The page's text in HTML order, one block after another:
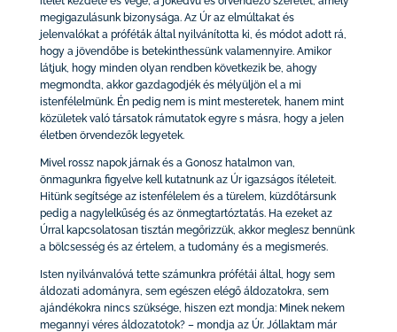
megigazulásunk bizonysága. Az Úr az elmúltakat és
jelenvalókat a próféták által nyilvánította ki, és módot adott rá,
hogy a jövendőbe is betekinthessünk valamennyire. Amikor
látjuk, hogy minden olyan rendben következik be, ahogy
megmondta, akkor gazdagodjék és mélyüljön el a mi
istenfélelmünk. Én pedig nem is mint mesteretek, hanem mint
közületek való társatok rámutatok egyre s másra, hogy a jelen
életben örvendezők legyetek.
Mivel rossz napok járnak és a Gonosz hatalmon van,
önmagunkra figyelve kell kutatnunk az Úr igazságos ítéleteit.
Hitünk segítsége az istenfélelem és a türelem, küzdőtársunk
pedig a nagylelkűség és az önmegtartóztatás. Ha ezeket az
Úrral kapcsolatosan tisztán megőrizzük, akkor meglesz bennünk
a bölcsesség és az értelem, a tudomány és a megismerés.
Isten nyilvánvalóvá tette számunkra prófétái által, hogy sem
áldozati adományra, sem egészen elégő áldozatokra, sem
ajándékokra nincs szüksége, hiszen ezt mondja: Minek nekem
megannyi véres áldozatotok? – mondja az Úr. Jóllaktam már